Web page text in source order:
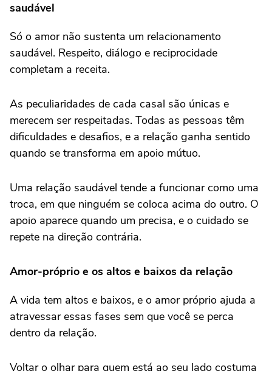
saudável
Só o amor não sustenta um relacionamento
saudável. Respeito, diálogo e reciprocidade
completam a receita.
As peculiaridades de cada casal são únicas e
merecem ser respeitadas. Todas as pessoas têm
dificuldades e desafios, e a relação ganha sentido
quando se transforma em apoio mútuo.
Uma relação saudável tende a funcionar como uma
troca, em que ninguém se coloca acima do outro. O
apoio aparece quando um precisa, e o cuidado se
repete na direção contrária.
Amor-próprio e os altos e baixos da relação
A vida tem altos e baixos, e o amor próprio ajuda a
atravessar essas fases sem que você se perca
dentro da relação.
Voltar o olhar para quem está ao seu lado costuma